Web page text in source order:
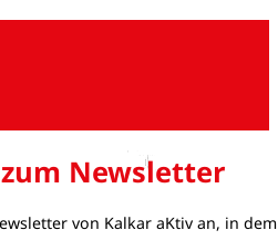
Newsletter
von Kalkar aKtiv an, in